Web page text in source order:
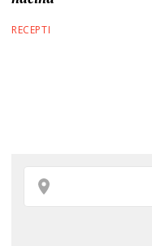
RECEPTI